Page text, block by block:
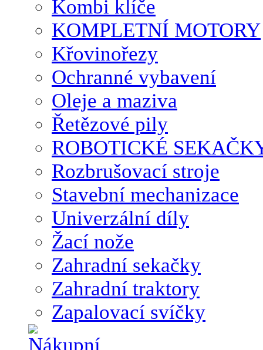
Kombi klíče
KOMPLETNÍ MOTORY
Křovinořezy
Ochranné vybavení
Oleje a maziva
Řetězové pily
ROBOTICKÉ
Rozbrušovací stroje
Stavební mechanizace
Univerzální díly
Žací nože
Zahradní sekačky
Zahradní traktory
Zapalovací svíčky